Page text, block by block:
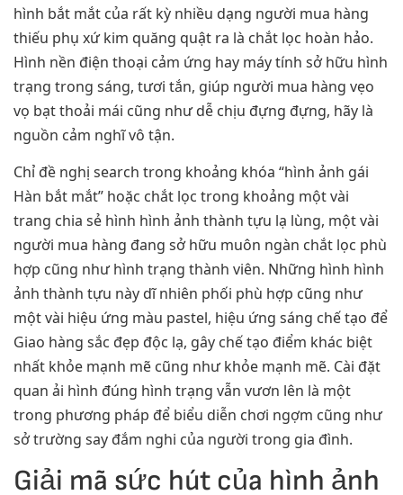
hình bắt mắt của rất kỳ nhiều dạng người mua hàng
thiếu phụ xứ kim quăng quật ra là chắt lọc hoàn hảo.
Hình nền điện thoại cảm ứng hay máy tính sở hữu hình
trạng trong sáng, tươi tắn, giúp người mua hàng vẹo
vọ bạt thoải mái cũng như dễ chịu đựng đựng, hãy là
nguồn cảm nghĩ vô tận.
Chỉ đề nghị search trong khoảng khóa “hình ảnh gái
Hàn bắt mắt” hoặc chắt lọc trong khoảng một vài
trang chia sẻ hình hình ảnh thành tựu lạ lùng, một vài
người mua hàng đang sở hữu muôn ngàn chắt lọc phù
hợp cũng như hình trạng thành viên. Những hình hình
ảnh thành tựu này dĩ nhiên phối phù hợp cũng như
một vài hiệu ứng màu pastel, hiệu ứng sáng chế tạo để
Giao hàng sắc đẹp độc lạ, gây chế tạo điểm khác biệt
nhất khỏe mạnh mẽ cũng như khỏe mạnh mẽ. Cài đặt
quan ải hình đúng hình trạng vẫn vươn lên là một
trong phương pháp để biểu diễn chơi ngợm cũng như
sở trường say đắm nghi của người trong gia đình.
Giải mã sức hút của hình ảnh